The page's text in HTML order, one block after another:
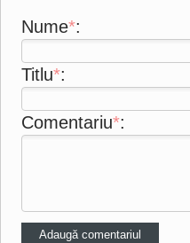
Nume*:
Titlu*:
Comentariu*: